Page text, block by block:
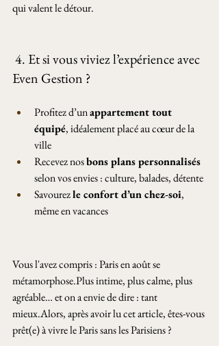
qui valent le détour.
Even Gestion ?
Profitez d’un appartement tout
équipé, idéalement placé au cœur de la
ville
Recevez nos bons plans personnalisés
selon vos envies : culture, balades, détente
Savourez le confort d’un chez-soi,
même en vacances
Vous l'avez compris : Paris en août se
métamorphose.Plus intime, plus calme, plus
agréable… et on a envie de dire : tant
mieux.Alors, après avoir lu cet article, êtes-vous
prêt(e) à vivre le Paris sans les Parisiens ?